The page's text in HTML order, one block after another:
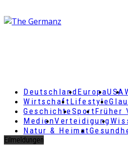
DeutschlandEuropaUSA
Wirtschaft Lifestyle
GeschichteSportFrüher
MedienVerteidigung
Natur & Heimat
Eilmeldungen